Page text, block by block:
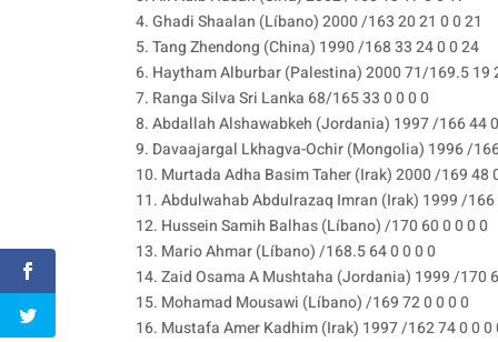
4. Ghadi Shaalan (Líbano) 2000 /163 20 21 0 0 21
5. Tang Zhendong (China) 1990 /168 33 24 0 0 24
6. Haytham Alburbar (Palestina) 2000 71/169.5 19
7. Ranga Silva Sri Lanka 68/165 33 0 0 0 0
8. Abdallah Alshawabkeh (Jordania) 1997 /166 44
9. Davaajargal Lkhagva-Ochir (Mongolia) 1996 /
10. Murtada Adha Basim Taher (Irak) 2000 /169 48
11. Abdulwahab Abdulrazaq Imran (Irak) 1999 /166
12. Hussein Samih Balhas (Líbano) /170 60 0 0 0 0
13. Mario Ahmar (Líbano) /168.5 64 0 0 0 0
14. Zaid Osama A Mushtaha (Jordania) 1999 /170
15. Mohamad Mousawi (Líbano) /169 72 0 0 0 0
16. Mustafa Amer Kadhim (Irak) 1997 /162 74 0 0 0